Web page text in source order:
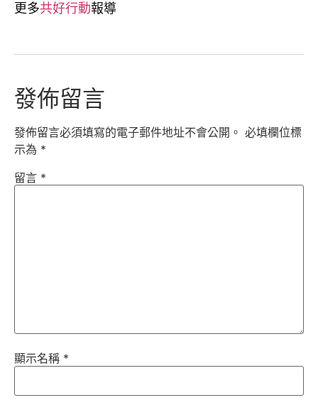
更多共好行動報導
發佈留言
發佈留言必須填寫的電子郵件地址不會公開。 必填欄位標
示為 *
留言 *
顯示名稱 *